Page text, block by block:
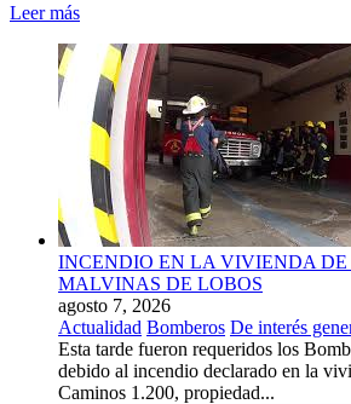
Leer más
INCENDIO EN LA VIVIENDA
MALVINAS DE LOBOS
agosto 7, 2026
Actualidad Bomberos De interés
Esta tarde fueron requeridos los
debido al incendio declarado en la
Caminos 1.200, propiedad...